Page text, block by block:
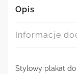
Chanel
Opis
Informacje
Stylowy plakat do